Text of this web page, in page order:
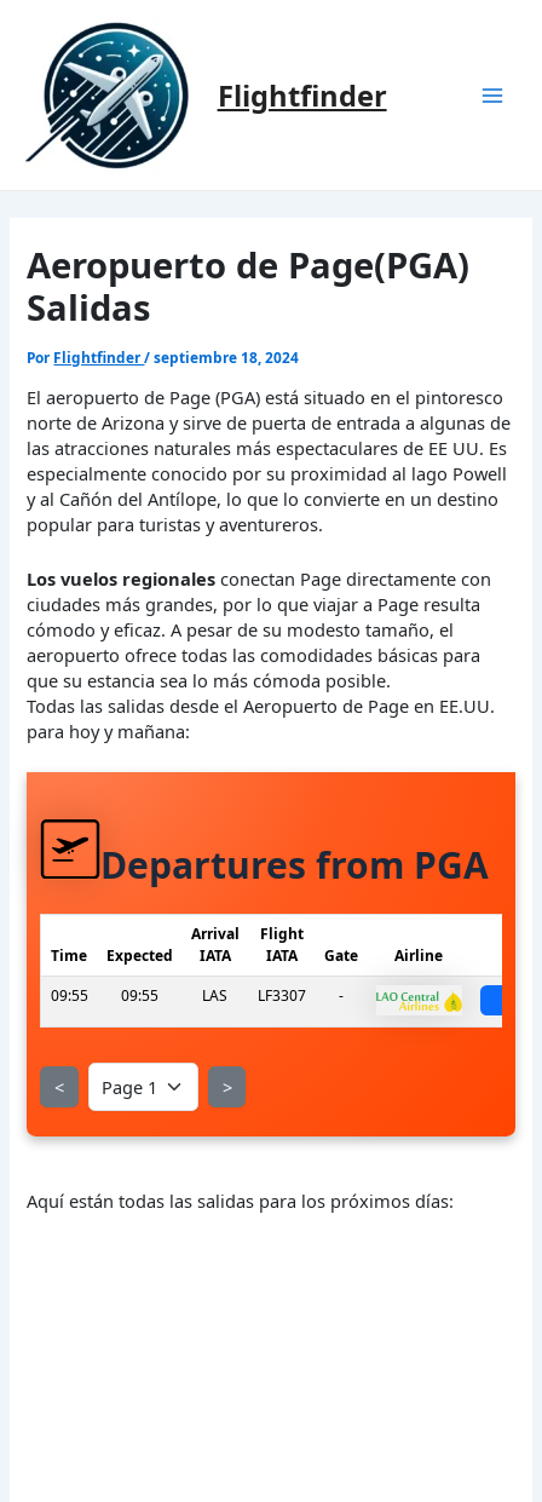
contenido
Flightfinder
Aeropuerto de Page(PGA)
Salidas
Por Flightfinder/septiembre 18, 2024
El aeropuerto de Page (PGA) está situado en el pintoresco
norte de Arizona y sirve de puerta de entrada a algunas de
las atracciones naturales más espectaculares de EE UU. Es
especialmente conocido por su proximidad al lago Powell
y al Cañón del Antílope, lo que lo convierte en un destino
popular para turistas y aventureros.
Los vuelos regionales conectan Page directamente con
ciudades más grandes, por lo que viajar a Page resulta
cómodo y eficaz. A pesar de su modesto tamaño, el
aeropuerto ofrece todas las comodidades básicas para
que su estancia sea lo más cómoda posible.
Todas las salidas desde el Aeropuerto de Page en EE.UU.
para hoy y mañana:
Departures from PGA
Time Expected
Arrival
IATA
Flight
IATA
Gate Airline
09:55
09:55 LAS LF3307 -
< >
Aquí están todas las salidas para los próximos días: